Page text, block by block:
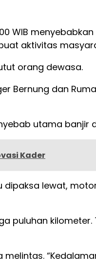
WIB
aktivitas
orang dewasa.
Bernung dan
utama banjir
Kader
lewat,
puluhan kilometer.